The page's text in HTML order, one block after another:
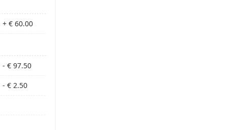
+ € 60.00
- € 97.50
- € 2.50